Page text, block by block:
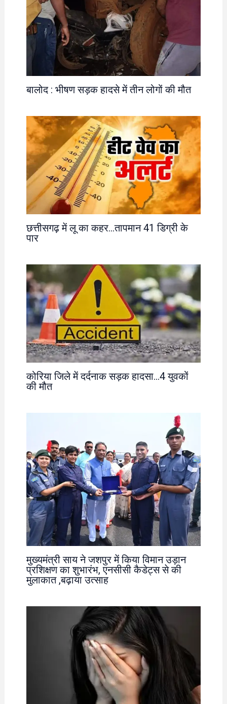
बालोद : भीषण सड़क हादसे में तीन लोगों की मौत
छत्तीसगढ़ में लू का कहर…तापमान 41 डिग्री के
पार
कोरिया जिले में दर्दनाक सड़क हादसा…4 युवकों
की मौत
मुख्यमंत्री साय ने जशपुर में किया विमान उड़ान
प्रशिक्षण का शुभारंभ, एनसीसी कैडेट्स से की
मुलाकात ,बढ़ाया उत्साह